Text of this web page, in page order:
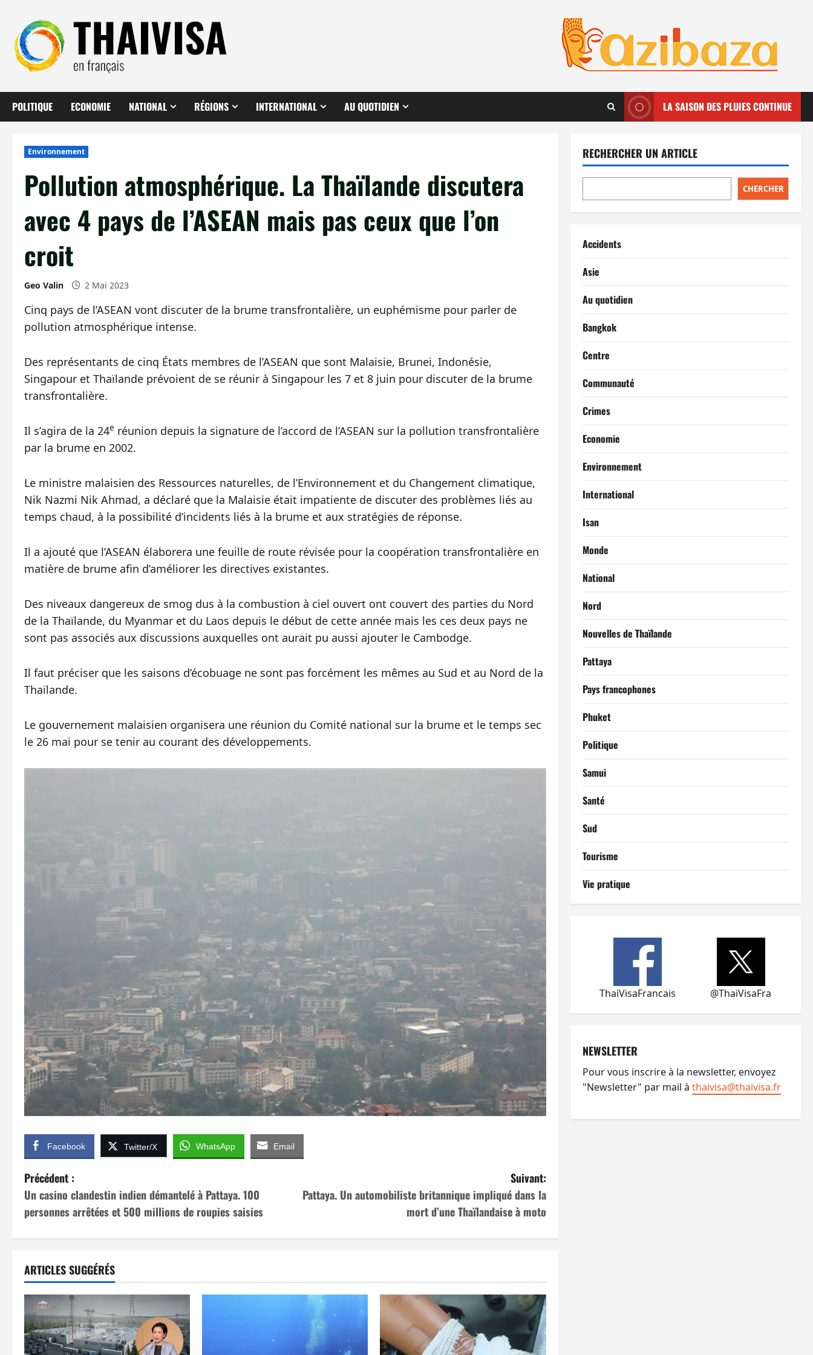
contenu
POLITIQUE ECONOMIE NATIONAL RÉGIONS INTERNATIONAL AU QUOTIDIEN LA SAISON DES PLUIES CONTINUE
Environnement
Pollution atmosphérique. La Thaïlande discutera
avec 4 pays de l’ASEAN mais pas ceux que l’on
croit
Geo Valin 2 Mai 2023
Cinq pays de l’ASEAN vont discuter de la brume transfrontalière, un euphémisme pour parler de
pollution atmosphérique intense.
Des représentants de cinq États membres de l’ASEAN que sont Malaisie, Brunei, Indonésie,
Singapour et Thaïlande prévoient de se réunir à Singapour les 7 et 8 juin pour discuter de la brume
transfrontalière.
Il s’agira de la 24e réunion depuis la signature de l’accord de l’ASEAN sur la pollution transfrontalière
par la brume en 2002.
Le ministre malaisien des Ressources naturelles, de l’Environnement et du Changement climatique,
Nik Nazmi Nik Ahmad, a déclaré que la Malaisie était impatiente de discuter des problèmes liés au
temps chaud, à la possibilité d’incidents liés à la brume et aux stratégies de réponse.
Il a ajouté que l’ASEAN élaborera une feuille de route révisée pour la coopération transfrontalière en
matière de brume afin d’améliorer les directives existantes.
Des niveaux dangereux de smog dus à la combustion à ciel ouvert ont couvert des parties du Nord
de la Thaïlande, du Myanmar et du Laos depuis le début de cette année mais les ces deux pays ne
sont pas associés aux discussions auxquelles ont aurait pu aussi ajouter le Cambodge.
Il faut préciser que les saisons d’écobuage ne sont pas forcément les mêmes au Sud et au Nord de la
Thaïlande.
Le gouvernement malaisien organisera une réunion du Comité national sur la brume et le temps sec
le 26 mai pour se tenir au courant des développements.
Facebook Twitter/X WhatsApp Email
N
a
v
g
a
t
Précédent :
Un casino clandestin indien démantelé à Pattaya. 100
personnes arrêtées et 500 millions de roupies saisies
Suivant:
Pattaya. Un automobiliste britannique impliqué dans la
mort d’une Thaïlandaise à moto
ARTICLES SUGGÉRÉS
RECHERCHER UN ARTICLE
CHERCHER
Accidents
Asie
Au quotidien
Bangkok
Centre
Communauté
Crimes
Economie
Environnement
International
Isan
Monde
National
Nord
Nouvelles de Thaïlande
Pattaya
Pays francophones
Phuket
Politique
Samui
Santé
Sud
Tourisme
Vie pratique
ThaiVisaFrancais @ThaiVisaFra
NEWSLETTER
Pour vous inscrire à la newsletter, envoyez
"Newsletter" par mail à thaivisa@thaivisa.fr